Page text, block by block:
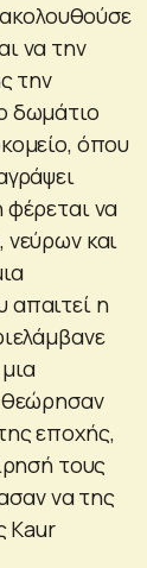
να την
την
δωμάτιο
όπου
να
και
η
θεώρησαν
εποχής,
τους
να της
Kaur